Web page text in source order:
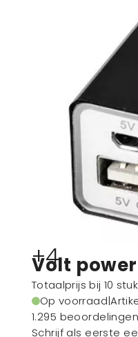
+4
Volt
Totaalprijs bij 10
Op voorraad|
1.295 beoordelingen
Schrijf als eerste